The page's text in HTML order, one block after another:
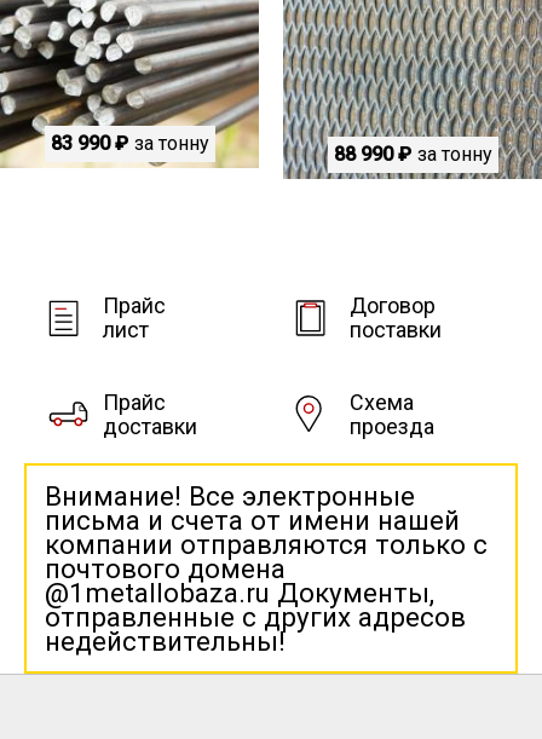
83 990 ₽ за тонну 88 990 ₽ за тонну
Прайс
лист
Договор
поставки
Прайс
доставки
Схема
проезда
Внимание! Все электронные
письма и счета от имени нашей
компании отправляются только с
почтового домена
@1metallobaza.ru Документы,
отправленные с других адресов
недействительны!